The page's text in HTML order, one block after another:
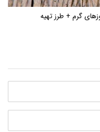
گرم + طرز تهیه